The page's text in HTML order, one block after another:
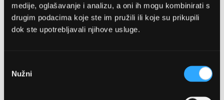
medije, oglašavanje i analizu, a oni ih mogu kombinirati s
drugim podacima koje ste im pružili ili koje su prikupili
dok ste upotrebljavali njihove usluge.
pristanka
Nužni
OPTIKA NJEGO, POSLOVNICA 1